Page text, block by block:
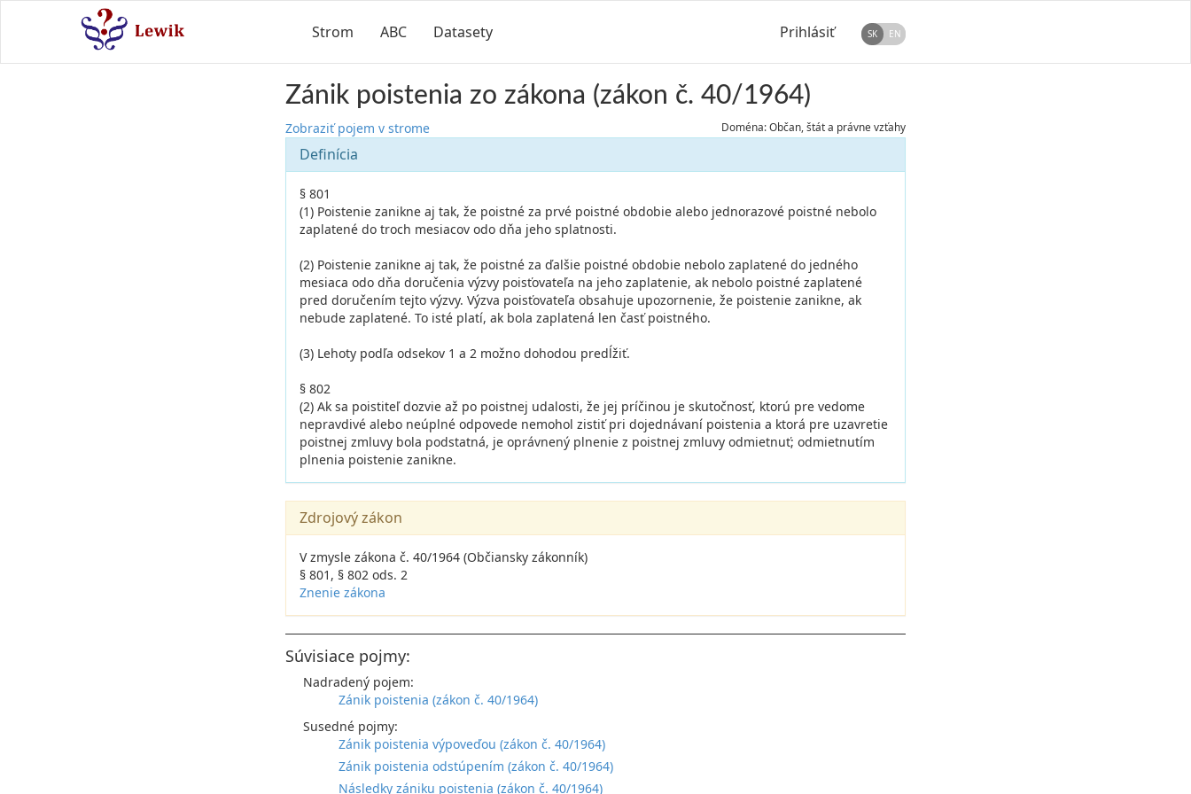
Strom ABC Datasety Prihlásiť SK EN
Zánik poistenia zo zákona (zákon č. 40/1964)
Zobraziť pojem v strome Doména: Občan, štát a právne vzťahy
Definícia
§ 801
(1) Poistenie zanikne aj tak, že poistné za prvé poistné obdobie alebo jednorazové poistné nebolo
zaplatené do troch mesiacov odo dňa jeho splatnosti.
(2) Poistenie zanikne aj tak, že poistné za ďalšie poistné obdobie nebolo zaplatené do jedného
mesiaca odo dňa doručenia výzvy poisťovateľa na jeho zaplatenie, ak nebolo poistné zaplatené
pred doručením tejto výzvy. Výzva poisťovateľa obsahuje upozornenie, že poistenie zanikne, ak
nebude zaplatené. To isté platí, ak bola zaplatená len časť poistného.
(3) Lehoty podľa odsekov 1 a 2 možno dohodou predĺžiť.
§ 802
(2) Ak sa poistiteľ dozvie až po poistnej udalosti, že jej príčinou je skutočnosť, ktorú pre vedome
nepravdivé alebo neúplné odpovede nemohol zistiť pri dojednávaní poistenia a ktorá pre uzavretie
poistnej zmluvy bola podstatná, je oprávnený plnenie z poistnej zmluvy odmietnuť; odmietnutím
plnenia poistenie zanikne.
Zdrojový zákon
V zmysle zákona č. 40/1964 (Občiansky zákonník)
§ 801, § 802 ods. 2
Znenie zákona
Súvisiace pojmy:
Nadradený pojem:
Zánik poistenia (zákon č. 40/1964)
Susedné pojmy:
Zánik poistenia výpoveďou (zákon č. 40/1964)
Zánik poistenia odstúpením (zákon č. 40/1964)
Následky zániku poistenia (zákon č. 40/1964)